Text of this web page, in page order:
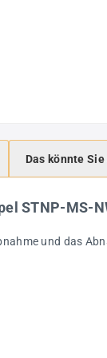
Das könnte
STNP-MS-
und das